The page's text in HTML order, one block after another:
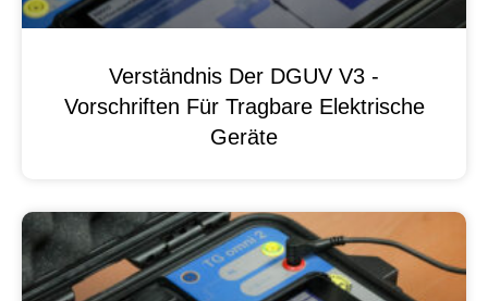
Verständnis Der DGUV V3 -
Vorschriften Für Tragbare Elektrische
Geräte